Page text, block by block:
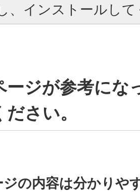
、インストールし
ージが参考にな
さい。
ジの内容は分かりや